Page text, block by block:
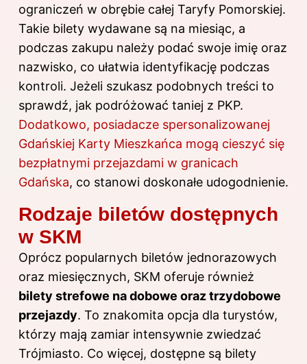
ograniczeń w obrębie całej Taryfy Pomorskiej.
Takie bilety wydawane są na miesiąc, a
podczas zakupu należy podać swoje imię oraz
nazwisko, co ułatwia identyfikację podczas
kontroli. Jeżeli szukasz podobnych treści to
sprawdź, jak podróżować taniej z PKP.
Dodatkowo, posiadacze spersonalizowanej
Gdańskiej Karty Mieszkańca mogą cieszyć się
bezpłatnymi przejazdami w granicach
Gdańska, co stanowi doskonałe udogodnienie.
Rodzaje biletów dostępnych
w SKM
Oprócz popularnych biletów jednorazowych
oraz miesięcznych, SKM oferuje również
bilety strefowe na dobowe oraz trzydobowe
przejazdy. To znakomita opcja dla turystów,
którzy mają zamiar intensywnie zwiedzać
Trójmiasto. Co więcej, dostępne są bilety